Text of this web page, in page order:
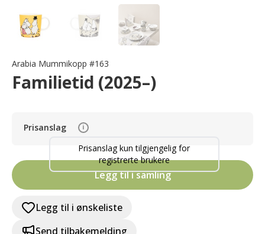
Arabia Mummikopp #163
Familietid (2025–)
Prisanslag i
Prisanslag kun tilgjengelig for
registrerte brukere
Legg til i samling
Legg til i ønskeliste
Send tilbakemelding